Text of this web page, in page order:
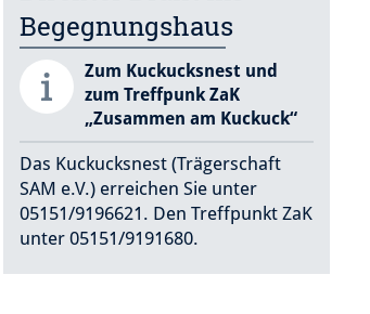
Begegnungshaus
Zum Kuckucksnest und
zum Treffpunk ZaK
„Zusammen am Kuckuck“
Das Kuckucksnest (Trägerschaft
SAM e.V.) erreichen Sie unter
05151/9196621. Den Treffpunkt ZaK
unter 05151/9191680.